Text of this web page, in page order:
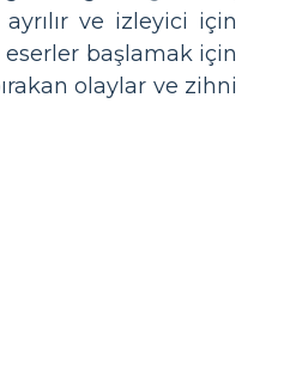
ve izleyici için
başlamak için
olaylar ve zihni